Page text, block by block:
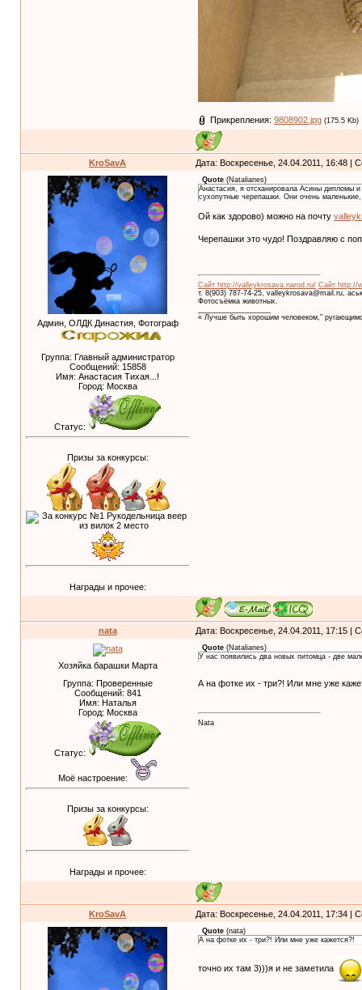
Прикрепления: 9808902.jpg (175.5 Kb)
KroSavA Дата: Воскресенье, 24.04.2011, 16:48 |
Админ, ОЛДК Династия, Фотограф
Группа: Главный администратор
Сообщений: 15858
Имя: Анастасия Тихая...!
Город: Москва
Статус:
Призы за конкурсы:
Награды и прочее:
Quote (Natalianes)
Анастасия, я отсканировала Асины дипломы
сухопутные черепашки. Они очень
Ой как здорово) можно на почту
Черепашки это чудо! Поздравляю с
Сайт http://valleykrosava.narod.ru/ Сайт http://
т. 8(903) 787-74-25, valleykrosava@mail.ru,
Фотосъёмка животных.
« Лучше быть хорошим человеком,"
nata Дата: Воскресенье, 24.04.2011, 17:15 |
Хозяйка барашки Марта
Группа: Проверенные
Сообщений: 841
Имя: Наталья
Город: Москва
Статус:
Моё настроение:
Призы за конкурсы:
Награды и прочее:
Quote (Natalianes)
У нас появились два новых питомца - две
А на фотке их - три?! Или мне уже
Nata
KroSavA Дата: Воскресенье, 24.04.2011, 17:34 |
Quote (nata)
А на фотке их - три?! Или мне уже кажется?!
точно их там 3)))я и не заметила